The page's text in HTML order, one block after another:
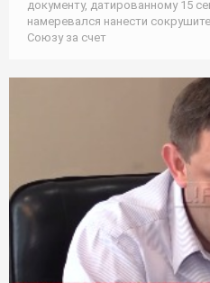
документу, датированному 15
намеревался нанести
Союзу за счет